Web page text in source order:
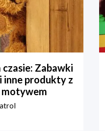
czasie: Zabawki
inne produkty z